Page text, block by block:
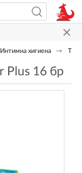
Интимна хигиена
Plus 16 бр